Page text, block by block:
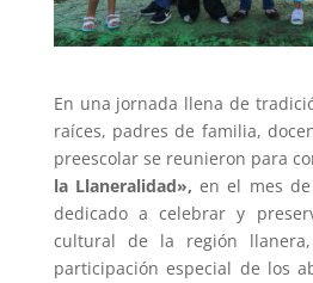
En una jornada llena de
raíces, padres de familia,
preescolar se reunieron para
la Llaneralidad»,en el mes de
dedicado a celebrar y
cultural de la región
participación especial de los